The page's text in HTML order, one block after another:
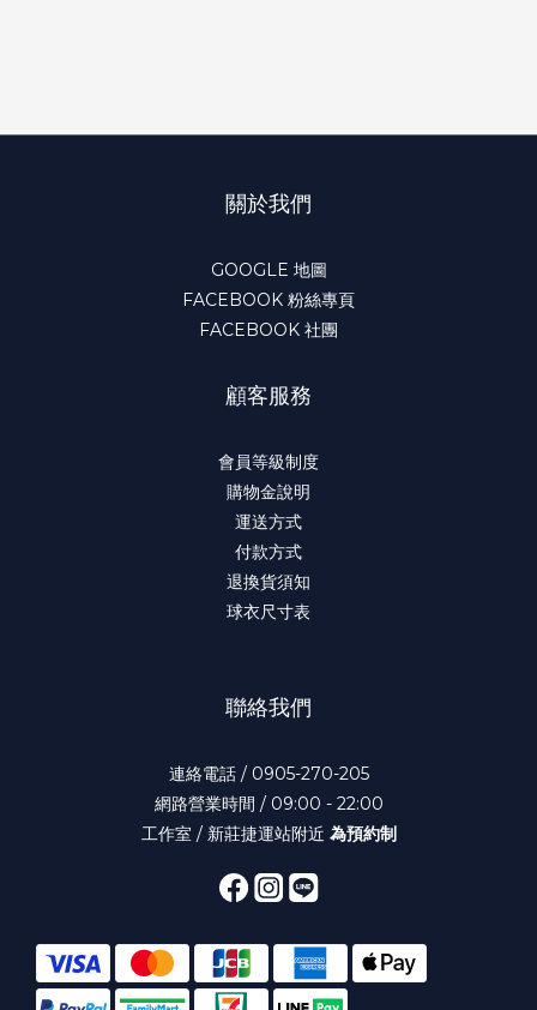
關於我們
GOOGLE 地圖
FACEBOOK 粉絲專頁
FACEBOOK 社團
顧客服務
會員等級制度
購物金說明
運送方式
付款方式
退換貨須知
球衣尺寸表
聯絡我們
連絡電話 / 0905-270-205
網路營業時間 / 09:00 - 22:00
工作室 / 新莊捷運站附近 為預約制